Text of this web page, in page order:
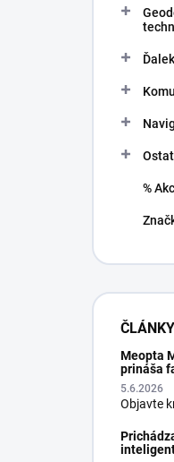
%
Meopta
prináša
5.6.2026
Objavte